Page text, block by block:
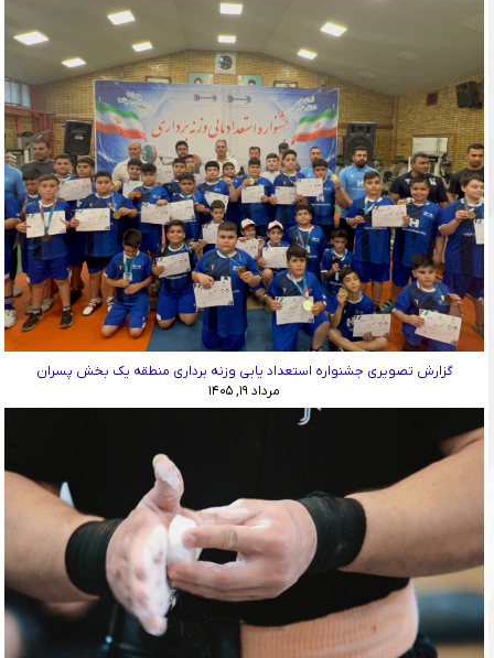
گزارش تصویری جشنواره استعداد یابی وزنه برداری منطقه یک بخش پسران
مرداد ۱۹, ۱۴۰۵